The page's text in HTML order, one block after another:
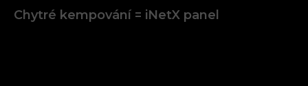
Chytré kempování = iNetX panel